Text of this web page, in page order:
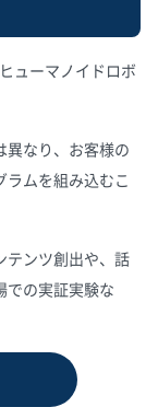
ューマノイドロボ
なり、お客様の
ムを組み込むこ
ンツ創出や、話
での実証実験な